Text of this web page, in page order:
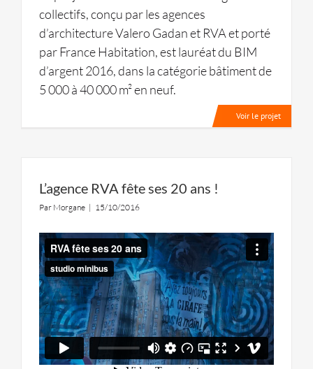
collectifs, conçu par les agences
d’architecture Valero Gadan et RVA et porté
par France Habitation, est lauréat du BIM
d’argent 2016, dans la catégorie bâtiment de
5 000 à 40 000 m² en neuf.
Voir le projet
L’agence RVA fête ses 20 ans !
Par Morgane | 15/10/2016